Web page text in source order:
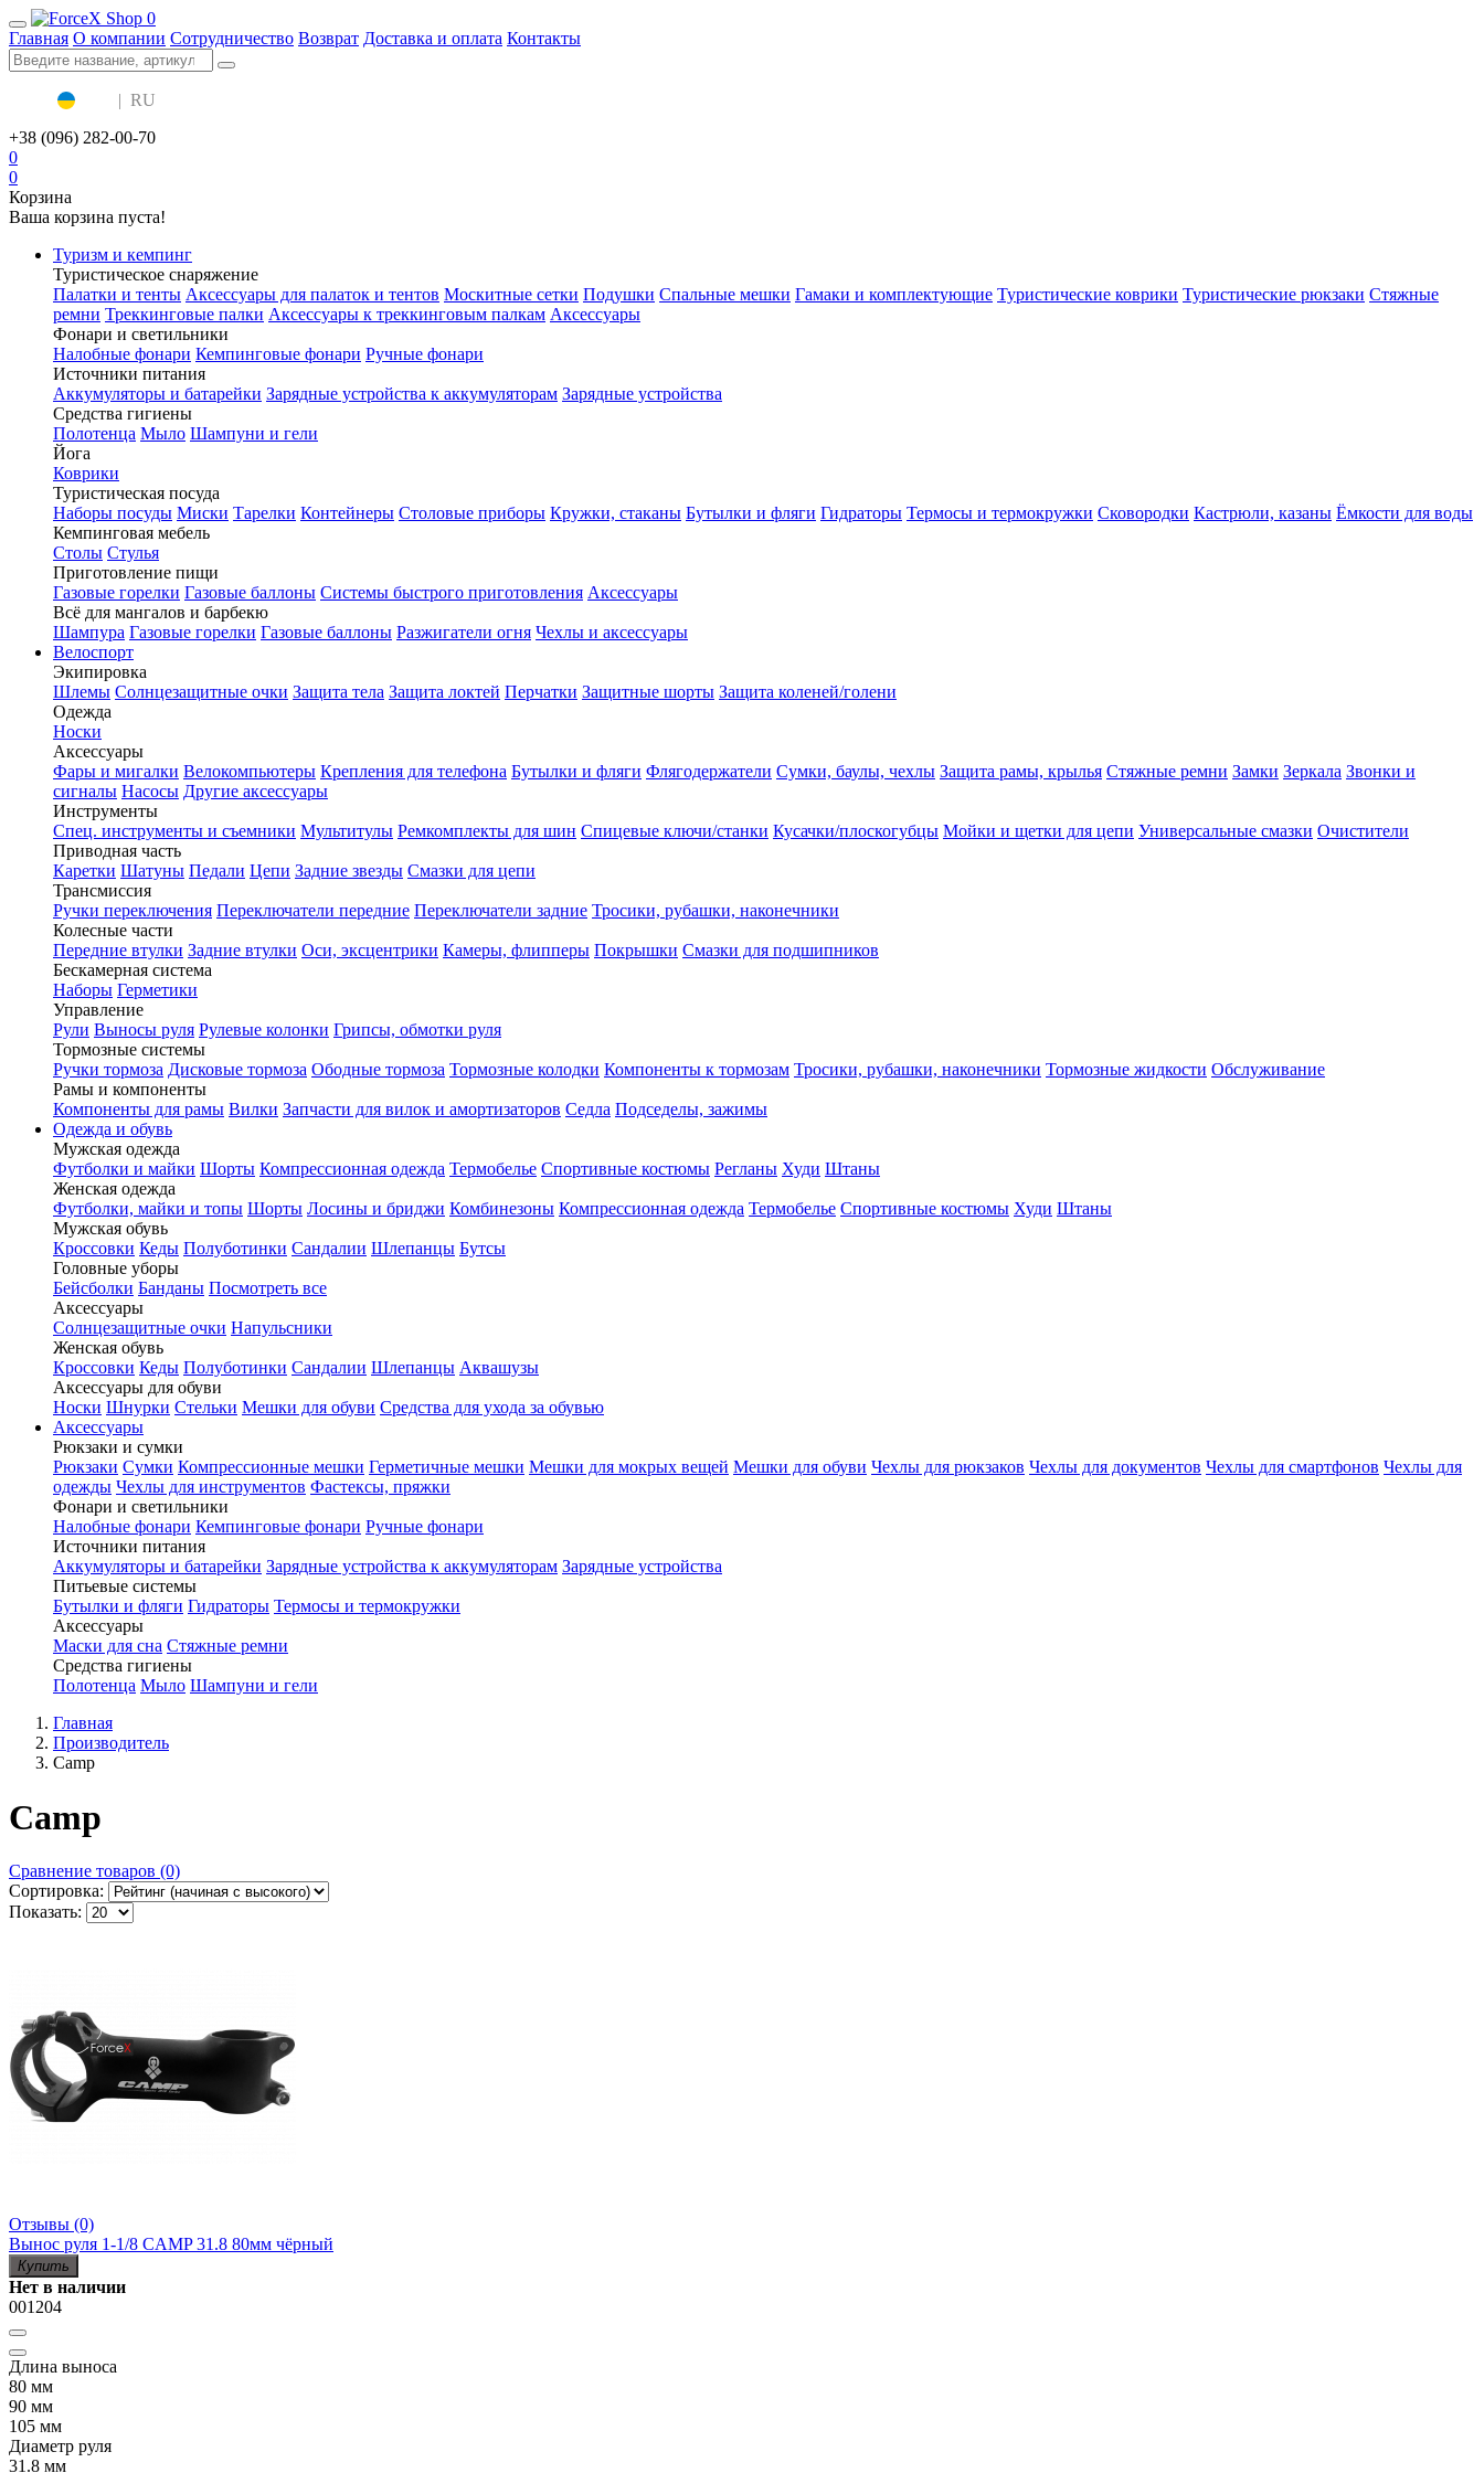
0
Главная О компании Сотрудничество Возврат Доставка и оплата Контакты
| RU
+38 (096) 282-00-70
0
0
Корзина
Ваша корзина пуста!
Туризм и кемпинг
Туристическое снаряжение
Палатки и тенты Аксессуары для палаток и тентов Москитные сетки Подушки Спальные мешки Гамаки и комплектующие Туристические коврики Туристические рюкзаки Стяжные
ремни Треккинговые палки Аксессуары к треккинговым палкам Аксессуары
Фонари и светильники
Налобные фонари Кемпинговые фонари Ручные фонари
Источники питания
Аккумуляторы и батарейки Зарядные устройства к аккумуляторам Зарядные устройства
Средства гигиены
Полотенца Мыло Шампуни и гели
Йога
Коврики
Туристическая посуда
Наборы посуды Миски Тарелки Контейнеры Столовые приборы Кружки, стаканы Бутылки и фляги Гидраторы Термосы и термокружки Сковородки Кастрюли, казаны Ёмкости для воды
Кемпинговая мебель
Столы Стулья
Приготовление пищи
Газовые горелки Газовые баллоны Системы быстрого приготовления Аксессуары
Всё для мангалов и барбекю
Шампура Газовые горелки Газовые баллоны Разжигатели огня Чехлы и аксессуары
Велоспорт
Экипировка
Шлемы Солнцезащитные очки Защита тела Защита локтей Перчатки Защитные шорты Защита коленей/голени
Одежда
Носки
Аксессуары
Фары и мигалки Велокомпьютеры Крепления для телефона Бутылки и фляги Флягодержатели Сумки, баулы, чехлы Защита рамы, крылья Стяжные ремни Замки Зеркала Звонки и
сигналы Насосы Другие аксессуары
Инструменты
Спец. инструменты и съемники Мультитулы Ремкомплекты для шин Спицевые ключи/станки Кусачки/плоскогубцы Мойки и щетки для цепи Универсальные смазки Очистители
Приводная часть
Каретки Шатуны Педали Цепи Задние звезды Смазки для цепи
Трансмиссия
Ручки переключения Переключатели передние Переключатели задние Тросики, рубашки, наконечники
Колесные части
Передние втулки Задние втулки Оси, эксцентрики Камеры, флипперы Покрышки Смазки для подшипников
Бескамерная система
Наборы Герметики
Управление
Рули Выносы руля Рулевые колонки Грипсы, обмотки руля
Тормозные системы
Ручки тормоза Дисковые тормоза Ободные тормоза Тормозные колодки Компоненты к тормозам Тросики, рубашки, наконечники Тормозные жидкости Обслуживание
Рамы и компоненты
Компоненты для рамы Вилки Запчасти для вилок и амортизаторов Седла Подседелы, зажимы
Одежда и обувь
Мужская одежда
Футболки и майки Шорты Компрессионная одежда Термобелье Спортивные костюмы Регланы Худи Штаны
Женская одежда
Футболки, майки и топы Шорты Лосины и бриджи Комбинезоны Компрессионная одежда Термобелье Спортивные костюмы Худи Штаны
Мужская обувь
Кроссовки Кеды Полуботинки Сандалии Шлепанцы Бутсы
Головные уборы
Бейсболки Банданы Посмотреть все
Аксессуары
Солнцезащитные очки Напульсники
Женская обувь
Кроссовки Кеды Полуботинки Сандалии Шлепанцы Аквашузы
Аксессуары для обуви
Носки Шнурки Стельки Мешки для обуви Средства для ухода за обувью
Аксессуары
Рюкзаки и сумки
Рюкзаки Сумки Компрессионные мешки Герметичные мешки Мешки для мокрых вещей Мешки для обуви Чехлы для рюкзаков Чехлы для документов Чехлы для смартфонов Чехлы для
одежды Чехлы для инструментов Фастексы, пряжки
Фонари и светильники
Налобные фонари Кемпинговые фонари Ручные фонари
Источники питания
Аккумуляторы и батарейки Зарядные устройства к аккумуляторам Зарядные устройства
Питьевые системы
Бутылки и фляги Гидраторы Термосы и термокружки
Аксессуары
Маски для сна Стяжные ремни
Средства гигиены
Полотенца Мыло Шампуни и гели
Главная
Производитель
Camp
Camp
Сравнение товаров (0)
Сортировка:
Показать:
Отзывы (0)
Вынос руля 1-1/8 CAMP 31.8 80мм чёрный
Купить
Нет в наличии
001204
Длина выноса
80 мм
90 мм
105 мм
Диаметр руля
31.8 мм